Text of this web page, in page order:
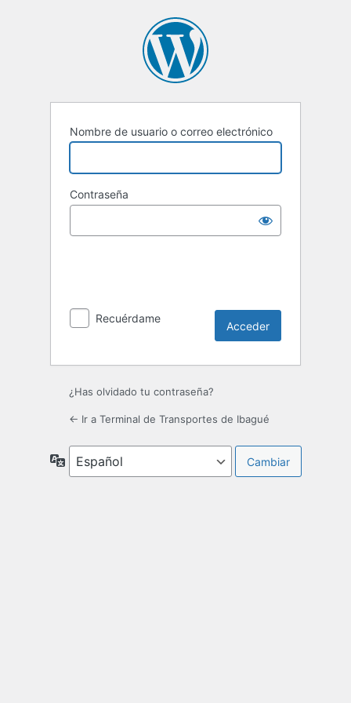
Nombre de usuario o correo electrónico
Contraseña
Recuérdame
¿Has olvidado tu contraseña?
← Ir a Terminal de Transportes de Ibagué
Idioma